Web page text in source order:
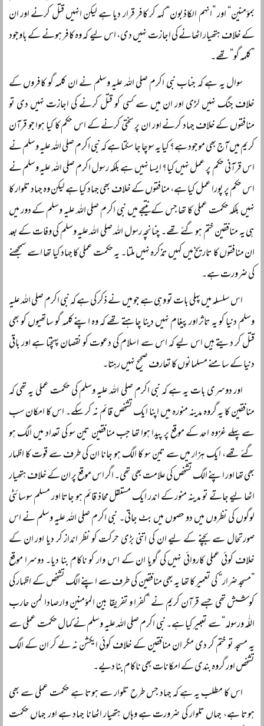
بمؤمنین“ اور ”انہم الکاذبون“ کہہ کر کافر قرار دیا ہے لیکن انہیں قتل کرنے اور ان
کے خلاف ہتھیار اٹھانے کی اجازت نہیں دی، اس لیے کہ وہ کافر ہونے کے باوجود
”کلمہ گو“ تھے۔
سوال یہ ہے کہ جناب نبی اکرم صلی اللہ علیہ وسلم نے ان کلمہ گو کافروں کے
خلاف جنگ نہیں لڑی اور ان میں سے کسی کو قتل کرنے کی اجازت نہیں دی تو
منافقوں کے خلاف جہاد کرنے اور ان پر سختی کرنے کے اس حکم کا کیا ہوا جو قرآن
کریم میں آج بھی موجود ہے؟ کیا یہ سوچا جا سکتا ہے کہ نبی اکرم صلی اللہ علیہ وسلم نے
اس قرآنی حکم پر عمل نہیں کیا؟ ایسا نہیں ہے بلکہ رسول اکرم صلی اللہ علیہ وسلم نے
اس حکم پر پورا عمل کیا ہے، منافقوں کے خلاف بھی جہاد کیا ہے لیکن وہ جہاد تلوار کا
نہیں بلکہ حکمت عملی کا تھا جس کے نتیجے میں نبی اکرم صلی اللہ علیہ وسلم کے دور میں
ہی یہ منافقین ختم ہو گئے تھے۔ چنانچہ رسول اللہ صلی اللہ علیہ وسلم کی وفات کے بعد
ان منافقوں کا تاریخ میں کہیں تذکرہ نہیں ملتا۔ یہ حکمت عملی کا جہاد کیا تھا اسے سمجھنے
کی ضرورت ہے۔
اس سلسلہ میں پہلی بات تو وہی ہے جو میں نے ذکر کی ہے کہ نبی اکرم صلی اللہ علیہ
وسلم دنیا کو یہ تاثر اور پیغام نہیں دینا چاہتے تھے کہ وہ اپنے کلمہ گو ساتھیوں کو بھی
قتل کر دیتے ہیں اس لیے کہ اس سے اسلام کی دعوت کو نقصان پہنچتا ہے اور باقی
دنیا کے سامنے مسلمانوں کا تعارف صحیح نہیں رہتا۔
اور دوسری بات یہ ہے کہ نبی اکرم صلی اللہ علیہ وسلم کی حکمت عملی یہ تھی کہ
منافقین کا یہ گروہ مدینہ منورہ میں اپنا ایک تشخص قائم نہ کر سکے۔ اس کا امکان سب
سے پہلے غزوہ احد کے موقع پر پیدا ہوا تھا جب منافقین تین سو کی تعداد میں الگ ہو
گئے تھے، ایک ہزار میں سے تین سو کا الگ ہو جانا ان کی طرف سے قوت کا اظہار
بھی تھا اور اپنے الگ تشخص کی علامت بھی تھی۔ اگر اس موقع پر ان کے خلاف ہتھیار
اٹھا لیے جاتے تو مدینہ منور کے اندر ایک مستقل محاذ قائم ہو جاتا اور مسلم سوسائٹی
لوگوں کی نظروں میں دو حصوں میں بٹ جاتی۔ نبی اکرم صلی اللہ علیہ وسلم نے اس
صورتحال سے بچنے کے لیے ان کی اتنی بڑی حرکت کو نظر انداز کر دیا اور ان کے
خلاف کوئی عملی کاروائی نہیں کی گویا ان کے اس وار کو ناکام بنا دیا۔ دوسرا موقع
”مسجد ضرار“ کی تعمیر کا تھا یہ بھی منافقین کی طرف سے اپنے الگ تشخص کے اظہار کی
کوشش تھی جسے قرآن کریم نے ”کفرا و تفریقا بین المؤمنین وارصادا لمن حارب
اللّٰہ ورسولہ“ سے تعبیر کیا ہے۔ نبی اکرم صلی اللہ علیہ وسلم نے کمال حکمت عملی سے
یہ مسجد تو ختم کر دی مگر ان منافقین کے خلاف کوئی ایکشن نہ لے کر ان کے الگ
تشخص اور گروہ بندی کے امکانات بھی ناکام بنا دیے۔
اس کا مطلب یہ ہے کہ جہاد جس طرح تلوار سے ہوتا ہے حکمت عملی سے بھی
ہوتا ہے، جہاں تلوار کی ضرورت ہے وہاں ہتھیار اٹھانا جہاد ہے اور جہاں حکمت